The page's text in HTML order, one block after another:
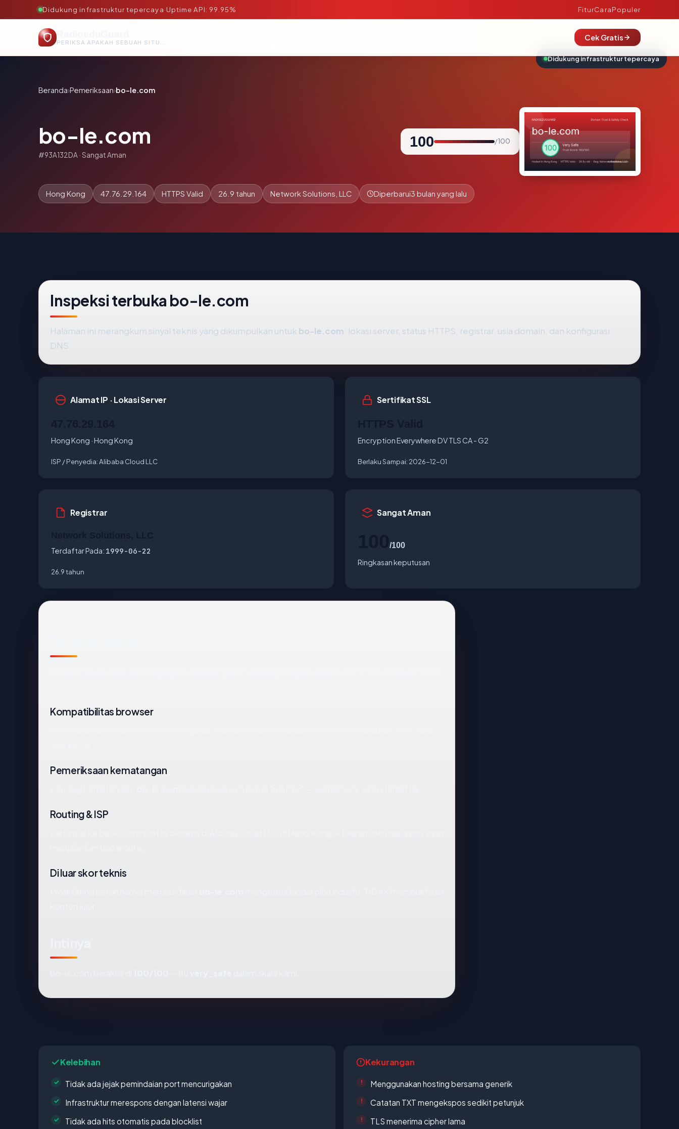
Didukung infrastruktur tepercaya·Uptime API: 99.95% FiturCaraPopuler
PERIKSA APAKAH SEBUAH SITUS AMAN, TEPERCAYA, DAN TERVERIFIKASI DALAM HITUNGAN DETIK.
Cek Gratis
Beranda›Pemeriksaan›bo-le.com
bo-le.com
#93A132DA · Sangat Aman
100 / 100
Hong Kong 47.76.29.164 HTTPS Valid 26.9 tahun Network Solutions, LLC Diperbarui3 bulan yang lalu
Inspeksi terbuka bo-le.com
Halaman ini merangkum sinyal teknis yang dikumpulkan untuk bo-le.com: lokasi server, status HTTPS, registrar, usia domain, dan konfigurasi
DNS.
Alamat IP · Lokasi Server
Hong Kong · Hong Kong
ISP / Penyedia:Alibaba Cloud LLC
Sertifikat SSL
Encryption Everywhere DV TLS CA - G2
Berlaku Sampai: 2026-12-01
Registrar
Terdaftar Pada: 1999-06-22
26.9 tahun
Sangat Aman
/100
Ringkasan keputusan
Kompatibilitas browser
Pemeriksaan kematangan
Routing & ISP
Di luar skor teknis
Kelebihan
Tidak ada jejak pemindaian port mencurigakan
Infrastruktur merespons dengan latensi wajar
Tidak ada hits otomatis pada blocklist
Kekurangan
Menggunakan hosting bersama generik
Catatan TXT mengekspos sedikit petunjuk
TLS menerima cipher lama
Didukung infrastruktur tepercaya